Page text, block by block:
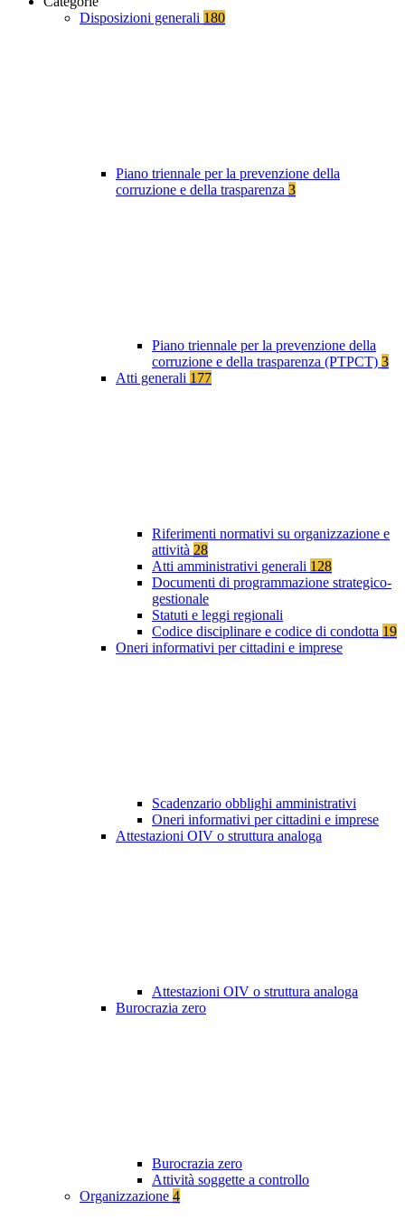
Disposizioni generali 180
Piano triennale per la prevenzione della
corruzione e della trasparenza 3
Piano triennale per la prevenzione della
corruzione e della trasparenza (PTPCT) 3
Atti generali 177
Riferimenti normativi su organizzazione e
attività 28
Atti amministrativi generali 128
Documenti di programmazione strategico-
gestionale
Statuti e leggi regionali
Codice disciplinare e codice di condotta 19
Oneri informativi per cittadini e imprese
Scadenzario obblighi amministrativi
Oneri informativi per cittadini e imprese
Attestazioni OIV o struttura analoga
Attestazioni OIV o struttura analoga
Burocrazia zero
Burocrazia zero
Attività soggette a controllo
Organizzazione 4